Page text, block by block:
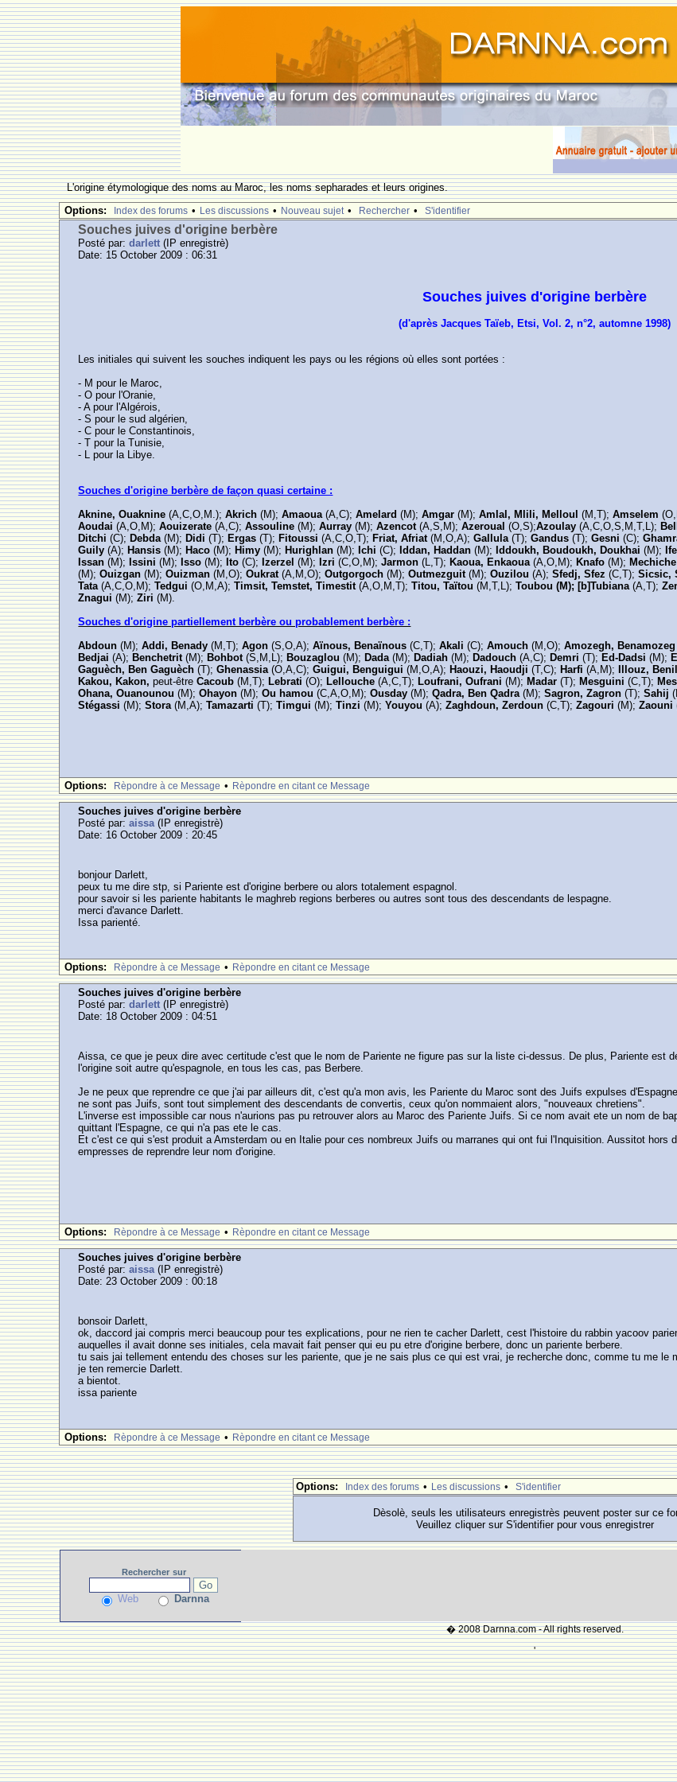
L'origine étymologique des noms au Maroc, les noms sepharades et leurs origines.
Options: Index des forums • Les discussions • Nouveau sujet • Rechercher • S'identifier
Souches juives d'origine berbère
Posté par:darlett (IP enregistrè)
Date: 15 October 2009 : 06:31
Souches juives d'origine berbère
(d'après Jacques Taïeb, Etsi, Vol. 2, n°2, automne 1998)
Les initiales qui suivent les souches indiquent les pays ou les régions où elles sont portées :
- M pour le Maroc,
- O pour l'Oranie,
- A pour l'Algérois,
- S pour le sud algérien,
- C pour le Constantinois,
- T pour la Tunisie,
- L pour la Libye.
Souches d'origine berbère de façon quasi certaine :
Aknine, Ouaknine(A,C,O,M.);Akrich(M); Amaoua(A,C);Amelard(M);Amgar (M);Amlal, Mlili, Melloul (M,T);Amselem
Aoudai(A,O,M);Aouizerate(A,C);Assouline(M);Aurray (M);Azencot(A,S,M);Azeroual (O,S);Azoulay (A,C,O,S,M,T,L);
Ditchi (C); Debda(M); Didi (T); Ergas (T); Fitoussi(A,C,O,T); Friat, Afriat(M,O,A);Gallula(T); Gandus (T);Gesni (C);
Guily (A); Hansis(M); Haco(M); Himy(M); Hurighlan (M); Ichi (C); Iddan, Haddan (M); Iddoukh, Boudoukh, Doukhai(M);
Issan (M); Issini (M); Isso(M); Ito(C); Izerzel (M); Izri (C,O,M);Jarmon (L,T); Kaoua, Enkaoua(A,O,M); Knafo(M);
(M);Ouizgan(M); Ouizman(M,O); Oukrat(A,M,O);Outgorgoch (M); Outmezguit(M);Ouzilou(A);Sfedj, Sfez(C,T);Sicsic,
Tata(A,C,O,M); Tedgui(O,M,A);Timsit, Temstet, Timestit(A,O,M,T);Titou, Taïtou (M,T,L);Toubou (M); [b]Tubiana(A,T);
Znagui(M);Ziri (M).
Souches d'origine partiellement berbère ou probablement berbère :
Abdoun (M);Addi, Benady(M,T);Agon(S,O,A);Aïnous, Benaïnous (C,T);Akali (C);Amouch(M,O); Amozegh, Benamozeg
Bedjai(A); Benchetrit(M); Bohbot(S,M,L); Bouzaglou(M); Dada(M); Dadiah(M); Dadouch (A,C); Demri (T); Ed-Dadsi (M);
Gaguèch, Ben Gaguèch(T); Ghenassia(O,A,C);Guigui, Benguigui(M,O,A); Haouzi, Haoudji(T,C); Harfi (A,M); Illouz,
Kakou, Kakon, peut-être Cacoub(M,T); Lebrati(O); Lellouche(A,C,T); Loufrani, Oufrani (M); Madar (T); Mesguini(C,T);
Ohana, Ouanounou(M); Ohayon (M); Ou hamou (C,A,O,M);Ousday(M);Qadra, Ben Qadra(M);Sagron, Zagron (T);Sahij
Stégassi (M); Stora(M,A);Tamazarti (T); Timgui(M);Tinzi(M);Youyou(A);Zaghdoun, Zerdoun(C,T); Zagouri(M); Zaouni
Options: Rèpondre à ce Message • Rèpondre en citant ce Message
Souches juives d'origine berbère
Posté par:aissa(IP enregistrè)
Date: 16 October 2009 : 20:45
bonjour Darlett,
peux tu me dire stp, si Pariente est d'origine berbere ou alors totalement espagnol.
pour savoir si les pariente habitants le maghreb regions berberes ou autres sont tous des descendants de lespagne.
merci d'avance Darlett.
Issa parienté.
Options: Rèpondre à ce Message • Rèpondre en citant ce Message
Souches juives d'origine berbère
Posté par:darlett (IP enregistrè)
Date: 18 October 2009 : 04:51
Aissa, ce que je peux dire avec certitude c'est que le nom de Pariente ne figure pas sur la liste ci-dessus. De plus, Pariente est
l'origine soit autre qu'espagnole, en tous les cas, pas Berbere.
Je ne peux que reprendre ce que j'ai par ailleurs dit, c'est qu'a mon avis, les Pariente du Maroc sont des Juifs expulses
ne sont pas Juifs, sont tout simplement des descendants de convertis, ceux qu'on nommaient alors, "nouveaux chretiens".
L'inverse est impossible car nous n'aurions pas pu retrouver alors au Maroc des Pariente Juifs. Si ce nom avait ete un nom de
quittant l'Espagne, ce qui n'a pas ete le cas.
Et c'est ce qui s'est produit a Amsterdam ou en Italie pour ces nombreux Juifs ou marranes qui ont fui l'Inquisition. Aussitot hors
empresses de reprendre leur nom d'origine.
Options: Rèpondre à ce Message • Rèpondre en citant ce Message
Souches juives d'origine berbère
Posté par:aissa(IP enregistrè)
Date: 23 October 2009 : 00:18
bonsoir Darlett,
ok, daccord jai compris merci beaucoup pour tes explications, pour ne rien te cacher Darlett, cest l'histoire du rabbin yacoov
auquelles il avait donne ses initiales, cela mavait fait penser qui eu pu etre d'origine berbere, donc un pariente berbere.
tu sais jai tellement entendu des choses sur les pariente, que je ne sais plus ce qui est vrai, je recherche donc, comme tu me le
je ten remercie Darlett.
a bientot.
issa pariente
Options: Rèpondre à ce Message • Rèpondre en citant ce Message
Options: Index des forums • Les discussions • S'identifier
Dèsolè, seuls les utilisateurs enregistrès peuvent poster sur ce
Veuillez cliquer sur S'identifier pour vous enregistrer
Rechercher sur
Web Darnna
� 2008 Darnna.com - All rights reserved.
'